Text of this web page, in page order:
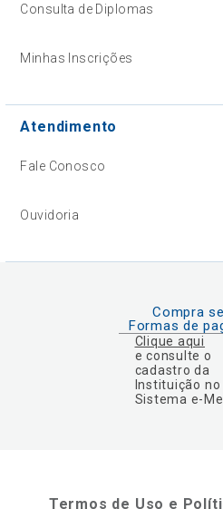
Consulta de Diplomas
Minhas Inscrições
Atendimento
Fale Conosco
Ouvidoria
Compra
Formas de
Clique aqui
e consulte o
cadastro da
Instituição no
Sistema e-
Termos de Uso e